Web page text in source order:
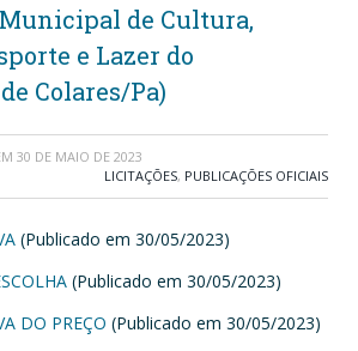
de Cultura,
e Lazer do
Colares/Pa)
30 DE MAIO DE 2023
LICITAÇÕES, PUBLICAÇÕES OFICIAIS
(Publicado em 30/05/2023)
(Publicado em 30/05/2023)
DO PREÇO (Publicado em 30/05/2023)